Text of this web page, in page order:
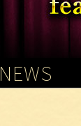
NEWS